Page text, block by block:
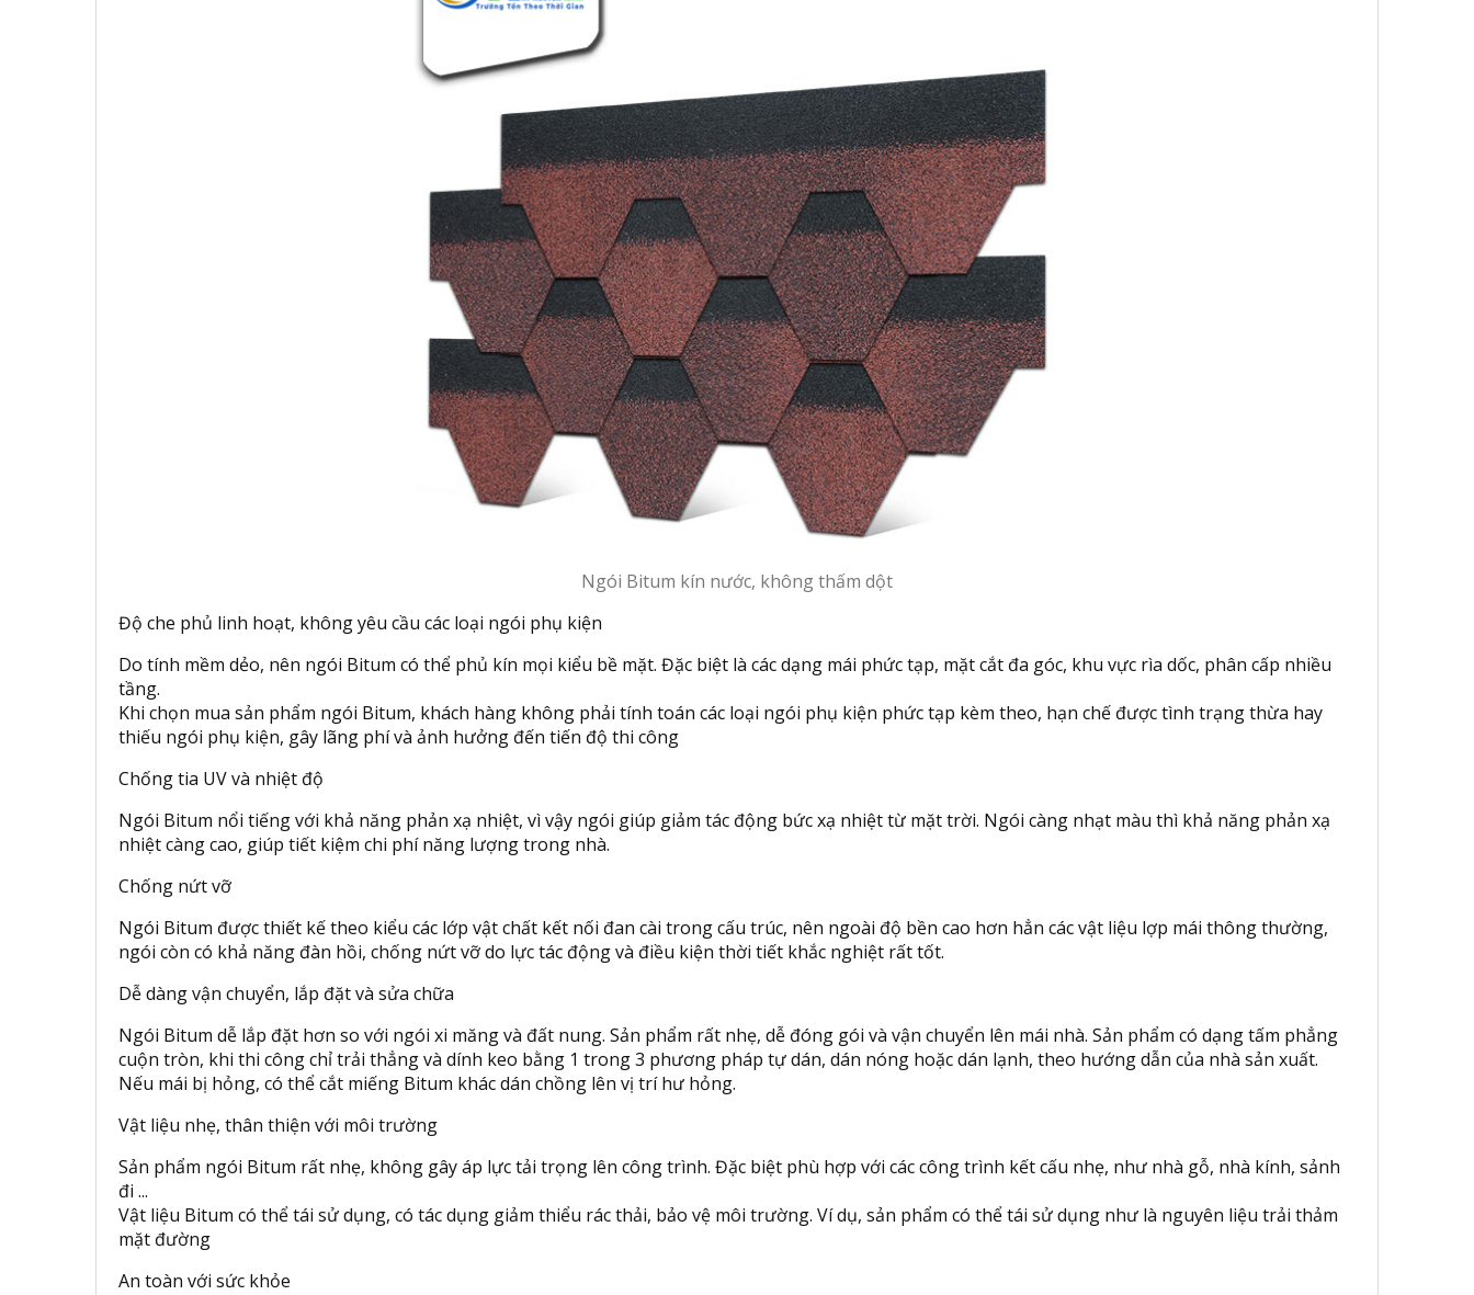
Ngói Bitum kín nước, không thấm dột
Độ che phủ linh hoạt, không yêu cầu các loại ngói phụ kiện
Do tính mềm dẻo, nên ngói Bitum có thể phủ kín mọi kiểu bề mặt. Đặc biệt là các dạng mái phức tạp, mặt cắt đa góc, khu vực rìa dốc, phân cấp nhiều
tầng.
Khi chọn mua sản phẩm ngói Bitum, khách hàng không phải tính toán các loại ngói phụ kiện phức tạp kèm theo, hạn chế được tình trạng thừa hay
thiếu ngói phụ kiện, gây lãng phí và ảnh hưởng đến tiến độ thi công
Chống tia UV và nhiệt độ
Ngói Bitum nổi tiếng với khả năng phản xạ nhiệt, vì vậy ngói giúp giảm tác động bức xạ nhiệt từ mặt trời. Ngói càng nhạt màu thì khả năng phản xạ
nhiệt càng cao, giúp tiết kiệm chi phí năng lượng trong nhà.
Chống nứt vỡ
Ngói Bitum được thiết kế theo kiểu các lớp vật chất kết nối đan cài trong cấu trúc, nên ngoài độ bền cao hơn hẳn các vật liệu lợp mái thông thường,
ngói còn có khả năng đàn hồi, chống nứt vỡ do lực tác động và điều kiện thời tiết khắc nghiệt rất tốt.
Dễ dàng vận chuyển, lắp đặt và sửa chữa
Ngói Bitum dễ lắp đặt hơn so với ngói xi măng và đất nung. Sản phẩm rất nhẹ, dễ đóng gói và vận chuyển lên mái nhà. Sản phẩm có dạng tấm phẳng
cuộn tròn, khi thi công chỉ trải thẳng và dính keo bằng 1 trong 3 phương pháp tự dán, dán nóng hoặc dán lạnh, theo hướng dẫn của nhà sản xuất.
Nếu mái bị hỏng, có thể cắt miếng Bitum khác dán chồng lên vị trí hư hỏng.
Vật liệu nhẹ, thân thiện với môi trường
Sản phẩm ngói Bitum rất nhẹ, không gây áp lực tải trọng lên công trình. Đặc biệt phù hợp với các công trình kết cấu nhẹ, như nhà gỗ, nhà kính, sảnh
đi ...
Vật liệu Bitum có thể tái sử dụng, có tác dụng giảm thiểu rác thải, bảo vệ môi trường. Ví dụ, sản phẩm có thể tái sử dụng như là nguyên liệu trải thảm
mặt đường
An toàn với sức khỏe